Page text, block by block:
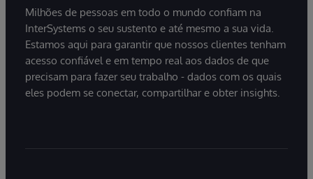
Milhões de pessoas em todo o mundo confiam na
InterSystems o seu sustento e até mesmo a sua vida.
Estamos aqui para garantir que nossos clientes tenham
acesso confiável e em tempo real aos dados de que
precisam para fazer seu trabalho - dados com os quais
eles podem se conectar, compartilhar e obter insights.